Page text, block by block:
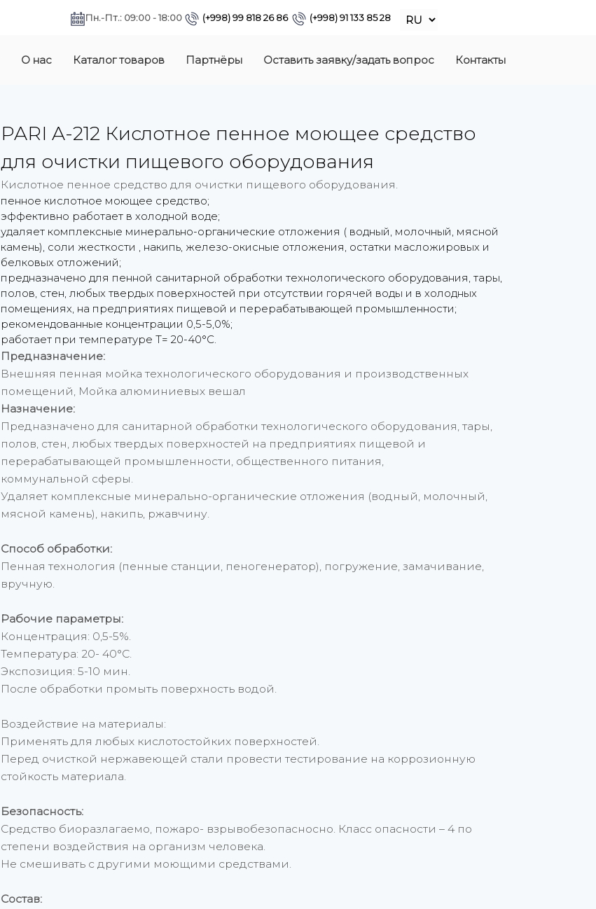
Пн.-Пт.: 09:00 - 18:00 (+998) 99 818 26 86 (+998) 91 133 85 28
О нас Каталог товаров Партнёры Оставить заявку/задать вопрос Контакты
PARI A-212 Кислотное пенное моющее средство
для очистки пищевого оборудования
Кислотное пенное средство для очистки пищевого оборудования.
пенное кислотное моющее средство;
эффективно работает в холодной воде;
удаляет комплексные минерально-органические отложения ( водный, молочный, мясной
камень), соли жесткости , накипь, железо-окисные отложения, остатки масложировых и
белковых отложений;
предназначено для пенной санитарной обработки технологического оборудования, тары,
полов, стен, любых твердых поверхностей при отсутствии горячей воды и в холодных
помещениях, на предприятиях пищевой и перерабатывающей промышленности;
рекомендованные концентрации 0,5-5,0%;
работает при температуре Т= 20-40°С.
Предназначение:
Внешняя пенная мойка технологического оборудования и производственных
помещений, Мойка алюминиевых вешал
Назначение:
Предназначено для санитарной обработки технологического оборудования, тары,
полов, стен, любых твердых поверхностей на предприятиях пищевой и
перерабатывающей промышленности, общественного питания,
коммунальной сферы.
Удаляет комплексные минерально-органические отложения (водный, молочный,
мясной камень), накипь, ржавчину.
Способ обработки:
Пенная технология (пенные станции, пеногенератор), погружение, замачивание,
вручную.
Рабочие параметры:
Концентрация: 0,5-5%.
Температура: 20- 40°С.
Экспозиция: 5-10 мин.
После обработки промыть поверхность водой.
Воздействие на материалы:
Применять для любых кислотостойких поверхностей.
Перед очисткой нержавеющей стали провести тестирование на коррозионную
стойкость материала.
Безопасность:
Средство биоразлагаемо, пожаро- взрывобезопасносно. Класс опасности – 4 по
степени воздействия на организм человека.
Не смешивать с другими моющими средствами.
Состав: